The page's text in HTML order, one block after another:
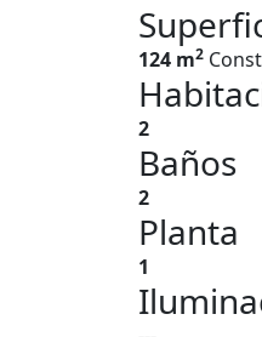
124 m2
2
Baños
2
Planta
1